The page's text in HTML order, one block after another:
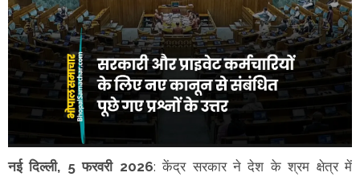
नई दिल्ली, 5 फरवरी 2026: केंद्र सरकार ने देश के श्रम क्षेत्र में